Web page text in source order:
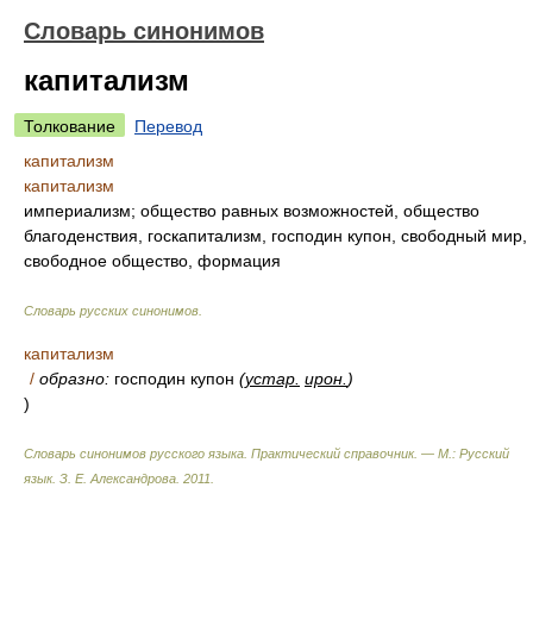
Словарь синонимов
капитализм
Толкование
Перевод
капитализм
капитализм
империализм; общество равных возможностей, общество
благоденствия, госкапитализм, господин купон, свободный мир,
свободное общество, формация
Словарь русских синонимов
капитализм
/ образно: господин купон (устар. ирон. )
)
Словарь синонимов русского языка. Практический справочник. — М.: Русский
язык. З. Е. Александрова 2011